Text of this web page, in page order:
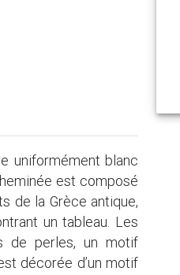
uniformément blanc
est composé
de la Grèce antique,
un tableau. Les
de perles, un motif
décorée d’un motif